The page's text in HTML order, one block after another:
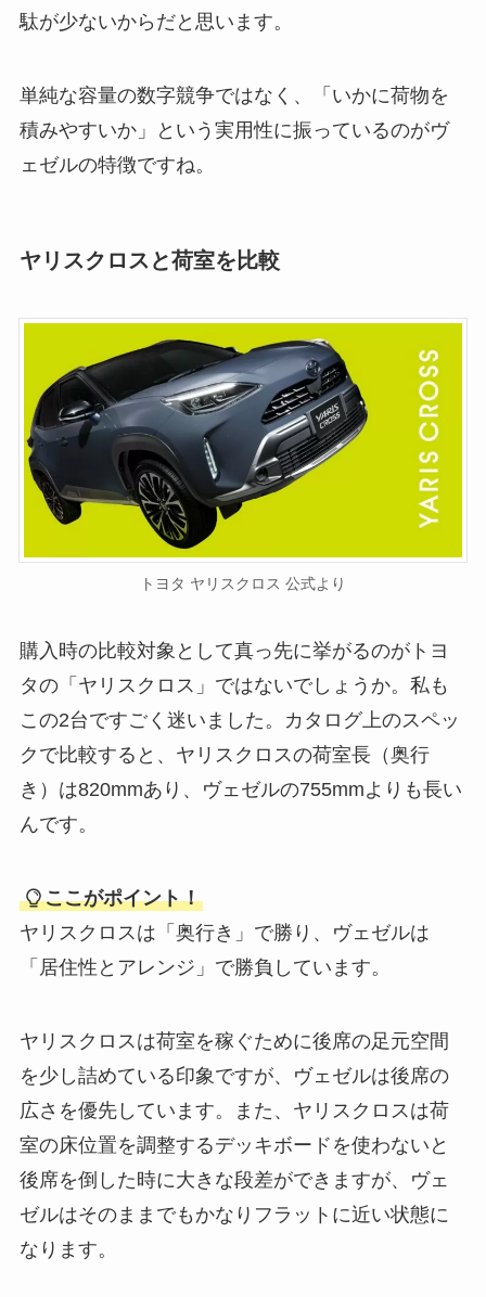
駄が少ないからだと思います。
単純な容量の数字競争ではなく、「いかに荷物を
積みやすいか」という実用性に振っているのがヴ
ェゼルの特徴ですね。
ヤリスクロスと荷室を比較
トヨタ ヤリスクロス 公式より
購入時の比較対象として真っ先に挙がるのがトヨ
タの「ヤリスクロス」ではないでしょうか。私も
この2台ですごく迷いました。カタログ上のスペッ
クで比較すると、ヤリスクロスの荷室長（奥行
き）は820mmあり、ヴェゼルの755mmよりも長い
んです。
ここがポイント！
ヤリスクロスは「奥行き」で勝り、ヴェゼルは
「居住性とアレンジ」で勝負しています。
ヤリスクロスは荷室を稼ぐために後席の足元空間
を少し詰めている印象ですが、ヴェゼルは後席の
広さを優先しています。また、ヤリスクロスは荷
室の床位置を調整するデッキボードを使わないと
後席を倒した時に大きな段差ができますが、ヴェ
ゼルはそのままでもかなりフラットに近い状態に
なります。